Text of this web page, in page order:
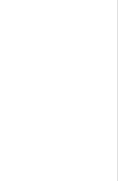
em
em
aço